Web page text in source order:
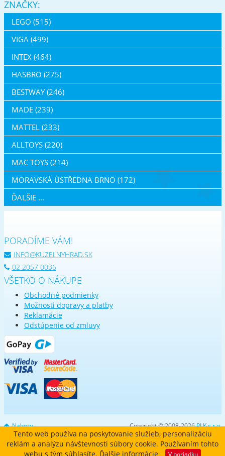
ZNAČKY:
LEGO (515)
VIGA (499)
INTEX (464)
HASBRO (275)
BESTWAY (246)
MADE (239)
MATTEL (233)
ALLTOYS (220)
MAC TOYS (214)
MORAVSKÁ ÚSTŘEDNA BRNO (172)
ĎALŠIE ...
PORADÍME VÁM!
INFO@KUZELNYHRAD.SK
02 2057 0036
VŠETKO O NÁKUPE
Obchodné podmienky
Možnosti dopravy a platby
Reklamácie
Odstúpenie od zmluvy
Nahoru Copyright © 2008-2026PLK s.r.o.
Tento web používa na poskytovanie služieb, personalizáciu
reklám a analýzu návštevnosti súbory cookie. Používaním tohto
webu s tým súhlasíte. Ďalšie informácie V poriadku